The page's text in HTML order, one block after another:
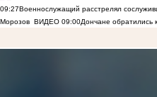
09:27Военнослужащий расстрелял
Морозов ВИДЕО 09:00Дончане обратились